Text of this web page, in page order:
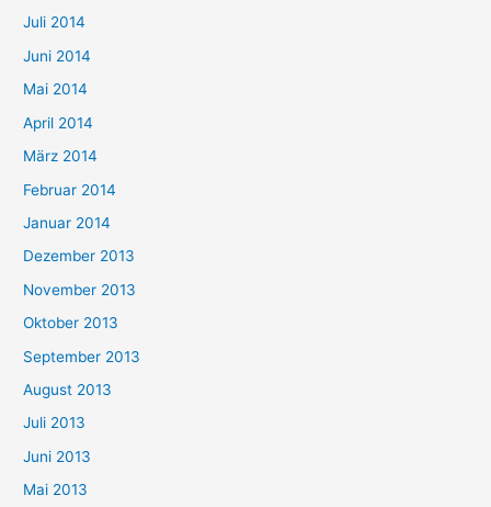
Juli 2014
Juni 2014
Mai 2014
April 2014
März 2014
Februar 2014
Januar 2014
Dezember 2013
November 2013
Oktober 2013
September 2013
August 2013
Juli 2013
Juni 2013
Mai 2013